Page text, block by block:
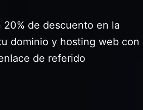
20% de descuento en la
dominio y hosting web con
de referido